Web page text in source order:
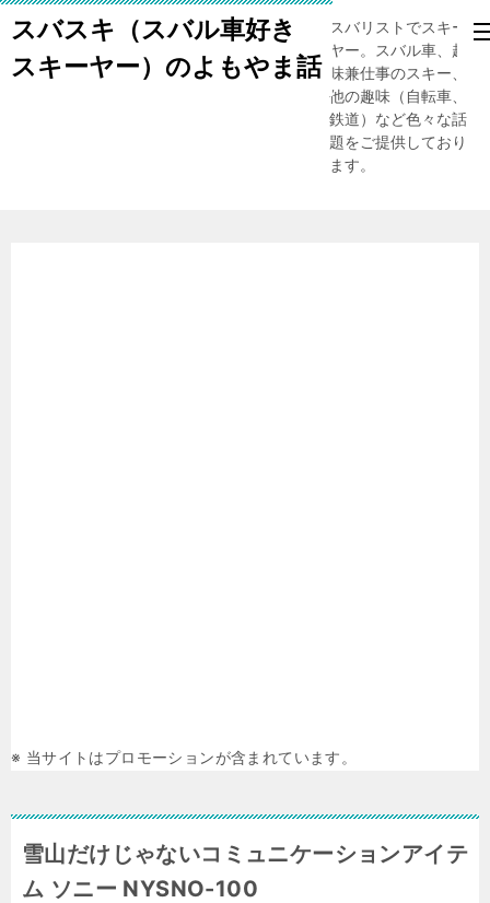
スバスキ（スバル車好き
スキーヤー）のよもやま話
スバリストでスキー
ヤー。スバル車、趣
味兼仕事のスキー、
他の趣味（自転車、
鉄道）など色々な話
題をご提供しており
ます。
※ 当サイトはプロモーションが含まれています。
雪山だけじゃないコミュニケーションアイテ
ム ソニー NYSNO-100